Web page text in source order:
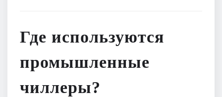
Где используются
промышленные
чиллеры?